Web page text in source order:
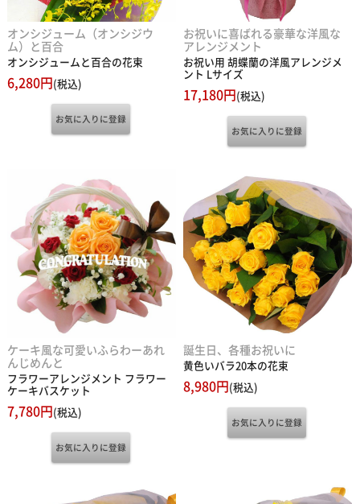
オンシジューム（オンシジウ
ム）と百合
オンシジュームと百合の花束
6,280円(税込)
お祝いに喜ばれる豪華な洋風な
アレンジメント
お祝い用 胡蝶蘭の洋風アレンジメ
ント Lサイズ
17,180円(税込)
ケーキ風な可愛いふらわーあれ
んじめんと
フラワーアレンジメント フラワー
ケーキバスケット
7,780円(税込)
誕生日、各種お祝いに
黄色いバラ20本の花束
8,980円(税込)